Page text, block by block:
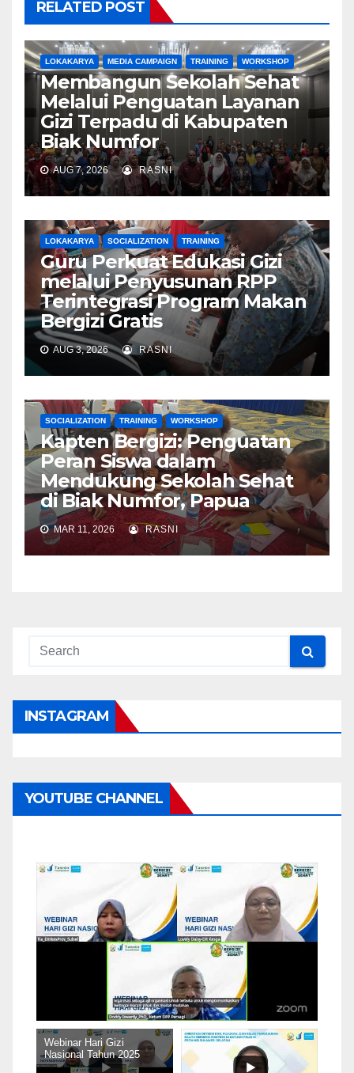
RELATED POST
LOKAKARYA MEDIA CAMPAIGN TRAINING WORKSHOP
Membangun Sekolah Sehat
Melalui Penguatan Layanan
Gizi Terpadu di Kabupaten
Biak Numfor
AUG 7, 2026 RASNI
LOKAKARYA SOCIALIZATION TRAINING
Guru Perkuat Edukasi Gizi
melalui Penyusunan RPP
Terintegrasi Program Makan
Bergizi Gratis
AUG 3, 2026 RASNI
SOCIALIZATION TRAINING WORKSHOP
Kapten Bergizi: Penguatan
Peran Siswa dalam
Mendukung Sekolah Sehat
di Biak Numfor, Papua
MAR 11, 2026 RASNI
INSTAGRAM
YOUTUBE CHANNEL
Webinar Hari Gizi
Nasional Tahun 2025